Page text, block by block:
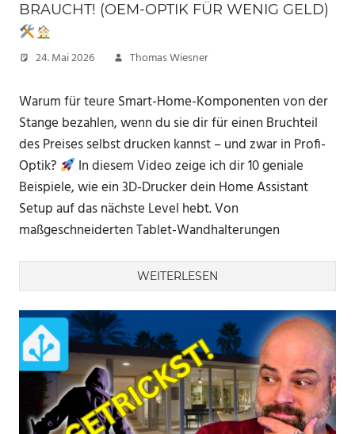
BRAUCHT! (OEM-OPTIK FÜR WENIG GELD)
24. Mai 2026 Thomas Wiesner
Warum für teure Smart-Home-Komponenten von der
Stange bezahlen, wenn du sie dir für einen Bruchteil
des Preises selbst drucken kannst – und zwar in Profi-
Optik?
In diesem Video zeige ich dir 10 geniale
Beispiele, wie ein 3D-Drucker dein Home Assistant
Setup auf das nächste Level hebt. Von
maßgeschneiderten Tablet-Wandhalterungen
WEITERLESEN